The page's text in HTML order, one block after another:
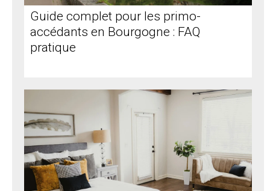
Guide complet pour les primo-
accédants en Bourgogne : FAQ
pratique